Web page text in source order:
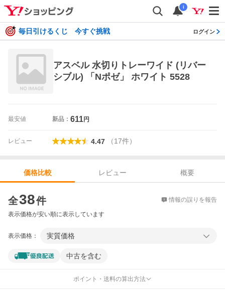
i
毎日引けるくじ 今すぐ挑戦 ログイン
アスベル 水切りトレーワイド (リバー
シブル) 「Nポゼ」 ホワイト 5528
最安値 新品： 611円
レビュー 4.47 （17件）
価格比較 レビュー
概要
全38件 情報の誤りを報告
表示価格が安い順に表示しています
表示価格： 実質価格
中古を含む
ポイント・送料の算出方法